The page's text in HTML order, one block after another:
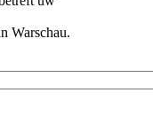
Warschau.